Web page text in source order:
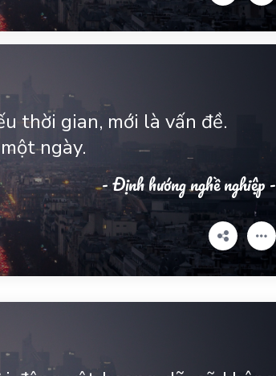
thời gian, mới là vấn đề.
ngày.
- Định hướng nghề nghiệp -